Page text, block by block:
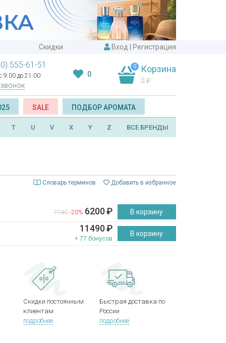
Скидки Вход Регистрация
555-61-51
9:00 до 21:00 0
0 Корзина
0 ₽
SALE ПОДБОР АРОМАТА
T U V X Y Z ВСЕ БРЕНДЫ
Словарь терминов Добавить в избранное
7740 -20% 6200₽ В корзину
11490₽
+ 77 бонусов
В корзину
Скидки постоянным
клиентам
подробнее
Быстрая доставка по
России
подробнее